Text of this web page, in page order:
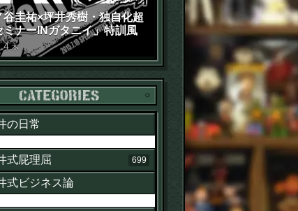
谷圭祐×坪井秀樹・独自化超
ミナーINガタニイ」特訓風
（苦笑）
.4 木
カテゴリー
の日常
式屁理屈
699
式ビジネス論